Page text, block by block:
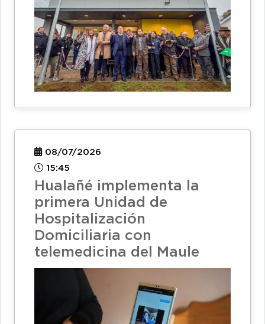
08/07/2026
15:45
Hualañé implementa la
primera Unidad de
Hospitalización
Domiciliaria con
telemedicina del Maule